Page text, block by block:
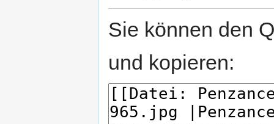
Sie können den
und kopieren: